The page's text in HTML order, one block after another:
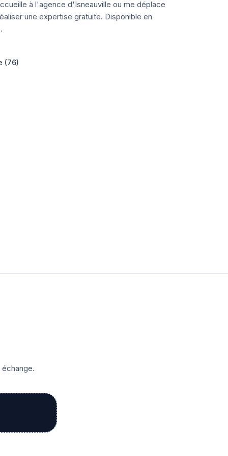
à l'agence d'Isneauville ou me déplace
une expertise gratuite. Disponible en
(76)